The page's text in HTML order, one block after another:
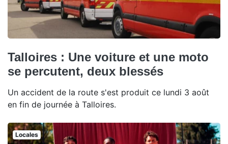
Talloires : Une voiture et une moto
se percutent, deux blessés
Un accident de la route s'est produit ce lundi 3 août
en fin de journée à Talloires.
Locales